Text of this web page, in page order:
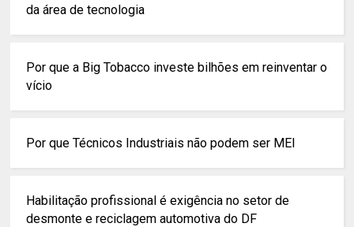
da área de tecnologia
Por que a Big Tobacco investe bilhões em reinventar o
vício
Por que Técnicos Industriais não podem ser MEI
Habilitação profissional é exigência no setor de
desmonte e reciclagem automotiva do DF